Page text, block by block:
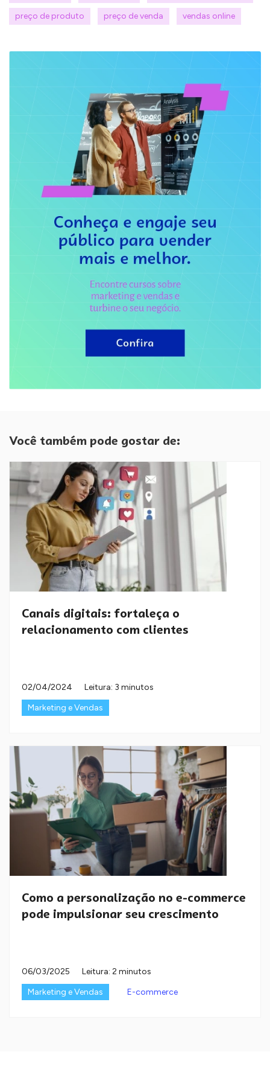
preço de produto preço de venda vendas online
Você também pode gostar de:
Canais digitais: fortaleça o
relacionamento com clientes
02/04/2024
Leitura: 3 minutos
Marketing e Vendas
Como a personalização no e-commerce
pode impulsionar seu crescimento
06/03/2025
Leitura: 2 minutos
Marketing e Vendas
E-commerce